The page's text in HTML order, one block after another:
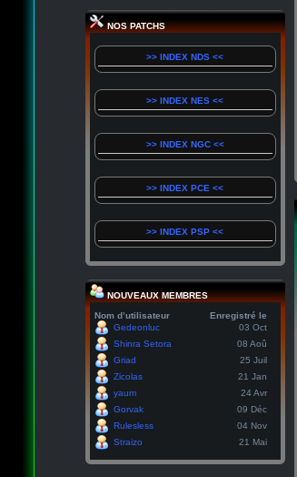
NOS PATCHS
>> INDEX NDS <<
>> INDEX NES <<
>> INDEX NGC <<
>> INDEX PCE <<
>> INDEX PSP <<
NOUVEAUX MEMBRES
Nom d’utilisateur
Enregistré le
Gedeonluc
03 Oct
Shinra Setora
08 Aoû
Griad
25 Juil
Zicolas
21 Jan
yaum
24 Avr
Gorvak
09 Déc
Rulesless
04 Nov
Straizo
21 Mai